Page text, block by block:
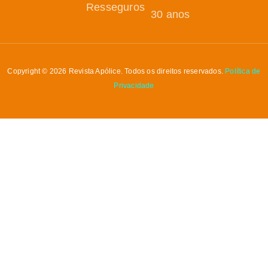
Resseguros
30 anos
Copyright © 2026 Revista Apólice. Todos os direitos reservados. Política de
Privacidade